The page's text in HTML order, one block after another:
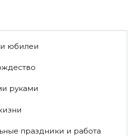
юбилеи
руками
праздники и работа